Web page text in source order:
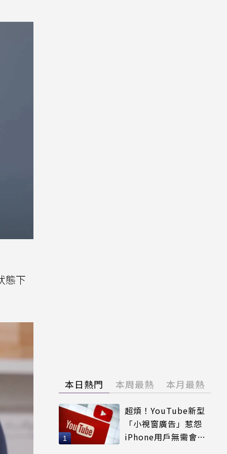
態下
本日熱門 本周最熱 本月最熱
超煩！YouTube新型
「小視窗廣告」惹怨
iPhone用戶無需會員